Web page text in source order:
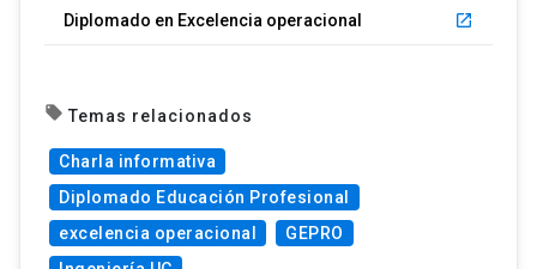
Diplomado en Excelencia operacional launch
local_offer Temas relacionados
Charla informativa
Diplomado Educación Profesional
excelencia operacional
GEPRO